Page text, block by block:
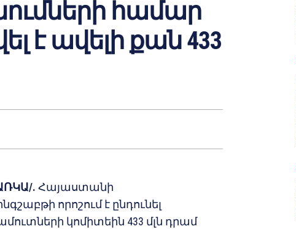
համար
է ավելի քան 433
/. Հայաստանի
որոշում է ընդունել
կոմիտեին 433 մլն դրամ